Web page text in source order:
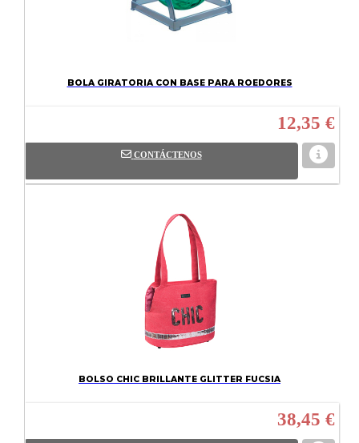
BOLA GIRATORIA CON BASE PARA ROEDORES
12,35 €
CONTÁCTENOS
BOLSO CHIC BRILLANTE GLITTER FUCSIA
38,45 €